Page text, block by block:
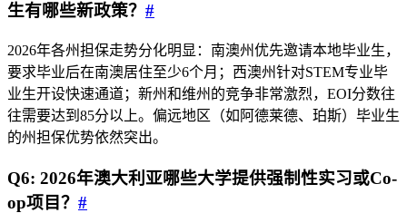
生有哪些新政策？ #
2026年各州担保走势分化明显：南澳州优先邀请本地毕业生，
要求毕业后在南澳居住至少6个月；西澳州针对STEM专业毕
业生开设快速通道；新州和维州的竞争非常激烈，EOI分数往
往需要达到85分以上。偏远地区（如阿德莱德、珀斯）毕业生
的州担保优势依然突出。
Q6: 2026年澳大利亚哪些大学提供强制性实习或Co-
op项目？ #